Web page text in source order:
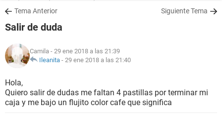
SALUD
NUTRICIÓN
BIENESTAR
Tema Anterior Siguiente Tema
Salir de duda
Camila - 29 ene 2018 a las 21:39
Ileanita - 29 ene 2018 a las 21:40
Hola,
Quiero salir de dudas me faltan 4 pastillas por terminar mi
caja y me bajo un flujito color cafe que significa